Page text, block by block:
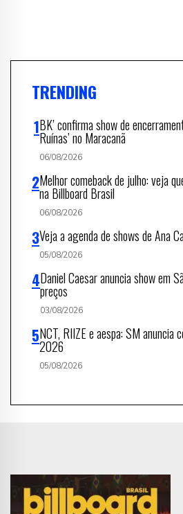
TRENDING
BK’ confirma show de
Ruínas’ no Maracanã
06/08/2026
Melhor comeback de julho: veja
na Billboard Brasil
06/08/2026
Veja a agenda de shows de Ana
05/08/2026
Daniel Caesar anuncia show em
preços
03/08/2026
NCT, RIIZE e aespa: SM anuncia
2026
05/08/2026